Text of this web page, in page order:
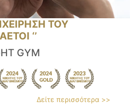
ΤΟΥ
‘’
GYM
Δείτε περισσότερα >>